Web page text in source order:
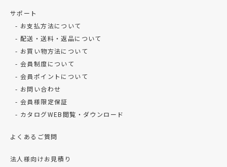
サポート
お支払方法について
配送・送料・返品について
お買い物方法について
会員制度について
会員ポイントについて
お問い合わせ
会員様限定保証
カタログWEB閲覧・ダウンロード
よくあるご質問
法人様向けお見積り